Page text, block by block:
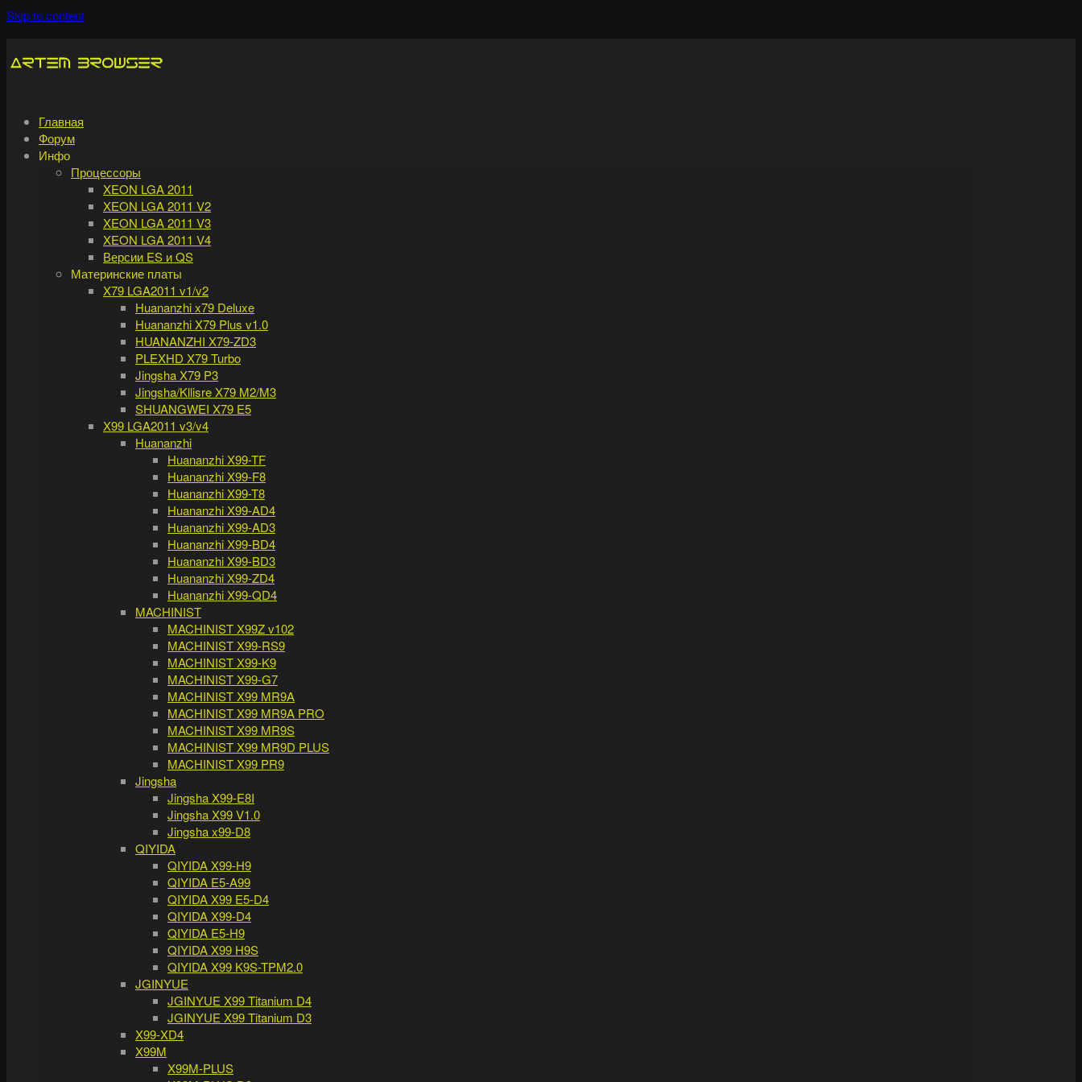
Skip to content
Главная
Форум
Инфо
Процессоры
XEON LGA 2011
XEON LGA 2011 V2
XEON LGA 2011 V3
XEON LGA 2011 V4
Версии ES и QS
Материнские платы
X79 LGA2011 v1/v2
Huananzhi x79 Deluxe
Huananzhi X79 Plus v1.0
HUANANZHI X79-ZD3
PLEXHD X79 Turbo
Jingsha X79 P3
Jingsha/Kllisre X79 M2/M3
SHUANGWEI X79 E5
X99 LGA2011 v3/v4
Huananzhi
Huananzhi X99-TF
Huananzhi X99-F8
Huananzhi X99-T8
Huananzhi X99-AD4
Huananzhi X99-AD3
Huananzhi X99-BD4
Huananzhi X99-BD3
Huananzhi X99-ZD4
Huananzhi X99-QD4
MACHINIST
MACHINIST X99Z v102
MACHINIST X99-RS9
MACHINIST X99-K9
MACHINIST X99-G7
MACHINIST X99 MR9A
MACHINIST X99 MR9A PRO
MACHINIST X99 MR9S
MACHINIST X99 MR9D PLUS
MACHINIST X99 PR9
Jingsha
Jingsha X99-E8I
Jingsha X99 V1.0
Jingsha x99-D8
QIYIDA
QIYIDA X99-H9
QIYIDA E5-A99
QIYIDA X99 E5-D4
QIYIDA X99-D4
QIYIDA E5-H9
QIYIDA X99 H9S
QIYIDA X99 K9S-TPM2.0
JGINYUE
JGINYUE X99 Titanium D4
JGINYUE X99 Titanium D3
X99-XD4
X99M
X99M-PLUS